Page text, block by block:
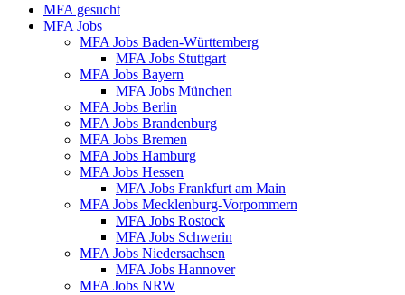
MFA gesucht
MFA Jobs
MFA Jobs Baden-Württemberg
MFA Jobs Stuttgart
MFA Jobs Bayern
MFA Jobs München
MFA Jobs Berlin
MFA Jobs Brandenburg
MFA Jobs Bremen
MFA Jobs Hamburg
MFA Jobs Hessen
MFA Jobs Frankfurt am Main
MFA Jobs Mecklenburg-Vorpommern
MFA Jobs Rostock
MFA Jobs Schwerin
MFA Jobs Niedersachsen
MFA Jobs Hannover
MFA Jobs NRW